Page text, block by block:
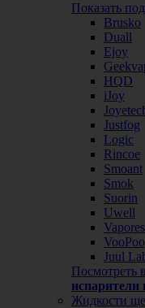
Показать
Brusko
Duall
Ejoy
HQD
iJoy
Justfog
Logic
Rincoe
Smoant
Smok
Suorin
Uwell
VooPoo
Juul
Посмотреть
Жидкости